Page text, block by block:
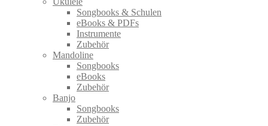
Songbooks & Schulen
eBooks & PDFs
Instrumente
Zubehör
Mandoline
Songbooks
eBooks
Zubehör
Banjo
Songbooks
Zubehör